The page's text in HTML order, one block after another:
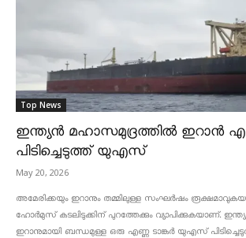
Top News
ഇന്ത്യൻ മഹാസമുദ്രത്തിൽ ഇറാൻ
പിടിച്ചെടുത്ത് യുഎസ്
May 20, 2026
അമേരിക്കയും ഇറാനും തമ്മിലുള്ള സംഘർഷം
ഹോർമുസ് കടലിടുക്കിന് പുറത്തേക്കും വ്യാപിക്കുകയാണ്.
ഇറാനുമായി ബന്ധമുള്ള ഒരു എണ്ണ ടാങ്കർ യുഎസ്